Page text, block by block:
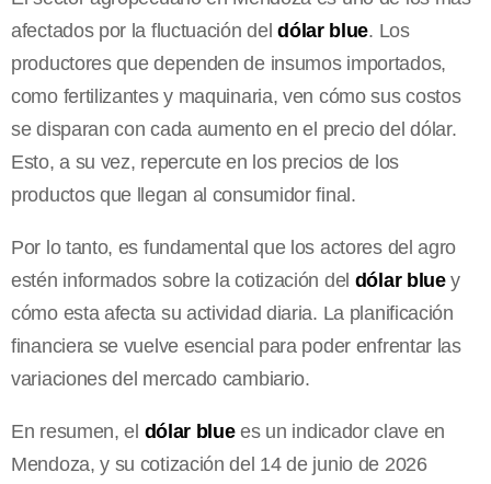
afectados por la fluctuación deldólar blue. Los
productores que dependen de insumos importados,
como fertilizantes y maquinaria, ven cómo sus costos
se disparan con cada aumento en el precio del dólar.
Esto, a su vez, repercute en los precios de los
productos que llegan al consumidor final.
Por lo tanto, es fundamental que los actores del agro
estén informados sobre la cotización del dólar bluey
cómo esta afecta su actividad diaria. La planificación
financiera se vuelve esencial para poder enfrentar las
variaciones del mercado cambiario.
En resumen, el dólar bluees un indicador clave en
Mendoza, y su cotización del 14 de junio de 2026